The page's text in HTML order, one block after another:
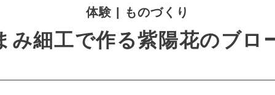
体験 | ものづくり
み細工で作る紫陽花のブロ